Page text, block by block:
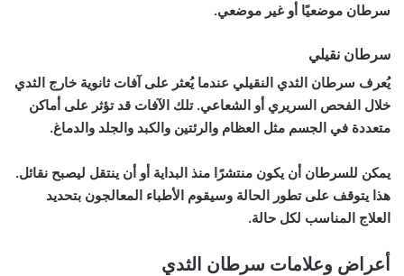
سرطان موضعيًا أو غير موضعي.
سرطان نقيلي
يُعرف سرطان الثدي النقيلي عندما يُعثر على آفات ثانوية خارج الثدي
خلال الفحص السريري أو الشعاعي. تلك الآفات قد تؤثر على أماكن
متعددة في الجسم مثل العظام والرئتين والكبد والجلد والدماغ.
يمكن للسرطان أن يكون منتشرًا منذ البداية أو أن ينتقل ليصبح نقائل.
هذا يتوقف على تطور الحالة وسيقوم الأطباء المعالجون بتحديد
العلاج المناسب لكل حالة.
أعراض وعلامات سرطان الثدي